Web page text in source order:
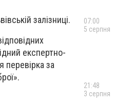
залізниці.
експертно-
перевірка за
07:00
5 серпня
21:48
3 серпня